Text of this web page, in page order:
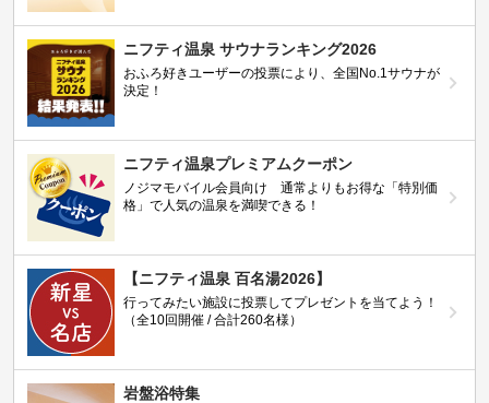
ニフティ温泉 サウナランキング2026
おふろ好きユーザーの投票により、全国No.1サウナが
決定！
ニフティ温泉プレミアムクーポン
ノジマモバイル会員向け 通常よりもお得な「特別価
格」で人気の温泉を満喫できる！
【ニフティ温泉 百名湯2026】
行ってみたい施設に投票してプレゼントを当てよう！
（全10回開催 / 合計260名様）
岩盤浴特集